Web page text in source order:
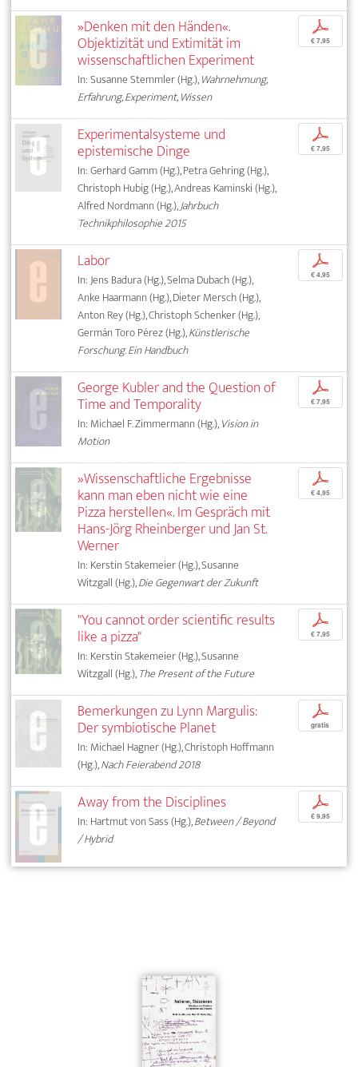
»Denken mit den Händen«.
Objektizität und Extimität im
wissenschaftlichen Experiment
In: Susanne Stemmler (Hg.),Wahrnehmung,
Erfahrung, Experiment, Wissen
p
€ 7,95
Experimentalsysteme und
epistemische Dinge
In: Gerhard Gamm (Hg.), Petra Gehring (Hg.),
Christoph Hubig (Hg.), Andreas Kaminski (Hg.),
Alfred Nordmann (Hg.),Jahrbuch
Technikphilosophie 2015
p
€ 7,95
Labor
In: Jens Badura (Hg.), Selma Dubach (Hg.),
Anke Haarmann (Hg.), Dieter Mersch (Hg.),
Anton Rey (Hg.), Christoph Schenker (Hg.),
Germán Toro Pérez (Hg.),Künstlerische
Forschung. Ein Handbuch
p
€ 4,95
George Kubler and the Question of
Time and Temporality
In: Michael F. Zimmermann (Hg.),Vision in
Motion
p
€ 7,95
»Wissenschaftliche Ergebnisse
kann man eben nicht wie eine
Pizza herstellen«. Im Gespräch mit
Hans-Jörg Rheinberger und Jan St.
Werner
In: Kerstin Stakemeier (Hg.), Susanne
Witzgall (Hg.),Die Gegenwart der Zukunft
p
€ 4,95
"You cannot order scientific results
like a pizza"
In: Kerstin Stakemeier (Hg.), Susanne
Witzgall (Hg.),The Present of the Future
p
€ 7,95
Bemerkungen zu Lynn Margulis:
Der symbiotische Planet
In: Michael Hagner (Hg.), Christoph Hoffmann
(Hg.),Nach Feierabend 2018
p
gratis
Away from the Disciplines
In: Hartmut von Sass (Hg.),Between / Beyond
/ Hybrid
p
€ 9,95